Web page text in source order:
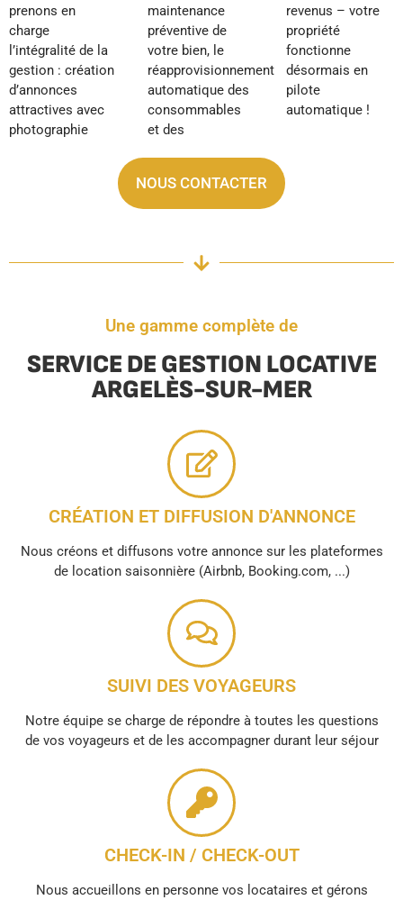
prenons en
charge
l’intégralité de la
gestion : création
d’annonces
attractives avec
photographie
maintenance
préventive de
votre bien, le
réapprovisionnement
automatique des
consommables
et des
revenus – votre
propriété
fonctionne
désormais en
pilote
automatique !
NOUS CONTACTER
Une gamme complète de
SERVICE DE GESTION LOCATIVE
ARGELÈS-SUR-MER
CRÉATION ET DIFFUSION D'ANNONCE
Nous créons et diffusons votre annonce sur les plateformes
de location saisonnière (Airbnb, Booking.com, ...)
SUIVI DES VOYAGEURS
Notre équipe se charge de répondre à toutes les questions
de vos voyageurs et de les accompagner durant leur séjour
CHECK-IN / CHECK-OUT
Nous accueillons en personne vos locataires et gérons